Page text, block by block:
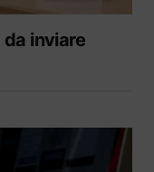
da inviare